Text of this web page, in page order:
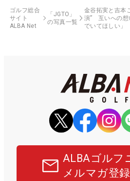
ゴルフ総合
サイト
ALBA Net
「JGTO」
の写真一覧
金谷拓実と吉本
演” 互いへの想
でいてほしい」
ALBAゴルフ
メルマガ登